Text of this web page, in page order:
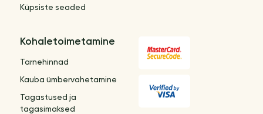
Küpsiste seaded
Kohaletoimetamine
Tarnehinnad
Kauba ümbervahetamine
Tagastused ja
tagasimaksed